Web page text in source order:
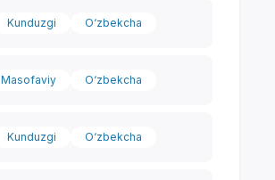
Kunduzgi O‘zbekcha
Masofaviy O‘zbekcha
Kunduzgi O‘zbekcha